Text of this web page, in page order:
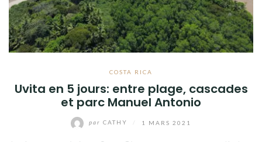
COSTA RICA
Uvita en 5 jours: entre plage, cascades
et parc Manuel Antonio
par CATHY 1 MARS 2021